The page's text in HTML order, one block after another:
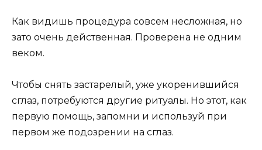
Как видишь процедура совсем несложная, но
зато очень действенная. Проверена не одним
веком.
Чтобы снять застарелый, уже укоренившийся
сглаз, потребуются другие ритуалы. Но этот, как
первую помощь, запомни и используй при
первом же подозрении на сглаз.